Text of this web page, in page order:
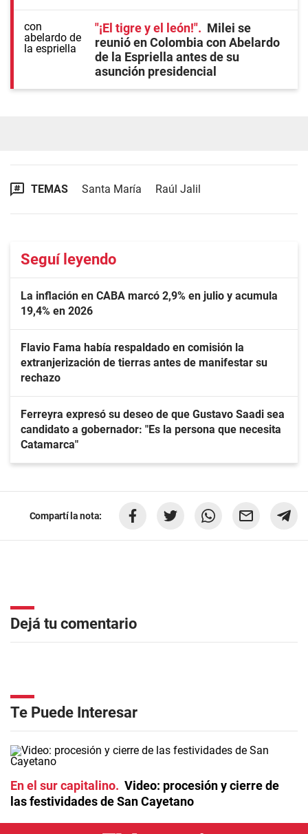
"¡El tigre y el león!"
Milei se
reunió en Colombia con Abelardo
de la Espriella antes de su
asunción presidencial
TEMAS Santa María Raúl Jalil
Seguí leyendo
La inflación en CABA marcó 2,9% en julio y acumula
19,4% en 2026
Flavio Fama había respaldado en comisión la
extranjerización de tierras antes de manifestar su
rechazo
Ferreyra expresó su deseo de que Gustavo Saadi sea
candidato a gobernador: "Es la persona que necesita
Catamarca"
Compartí la nota:
Dejá tu comentario
Te Puede Interesar
En el sur capitalino
Video: procesión y cierre de
las festividades de San Cayetano